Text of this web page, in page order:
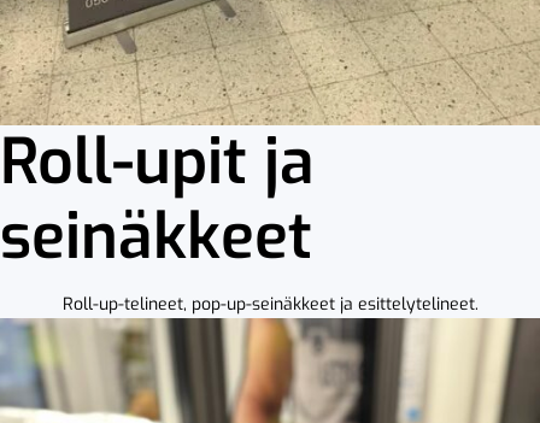
Roll-upit ja
seinäkkeet
Roll-up-telineet, pop-up-seinäkkeet ja esittelytelineet.